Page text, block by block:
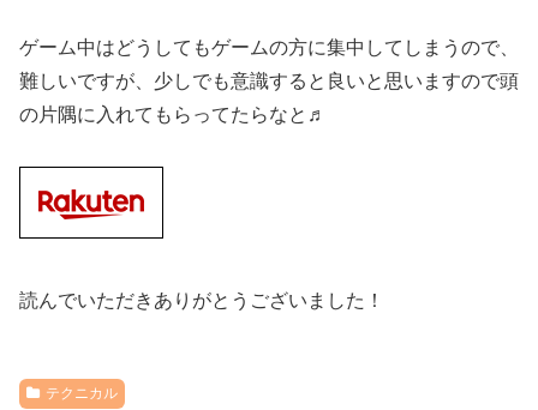
ゲーム中はどうしてもゲームの方に集中してしまうので、
難しいですが、少しでも意識すると良いと思いますので頭
の片隅に入れてもらってたらなと♬
読んでいただきありがとうございました！
テクニカル